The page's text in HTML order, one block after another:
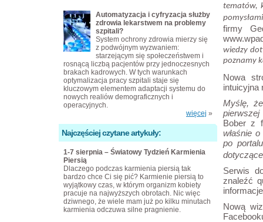
tematów,
firmy
wiedzy
poznamy
Nowa
intuicyjna
Myślę,
Boberz
właśnie
po
dotyczące
Serwis
znaleźć
Nową
Automatyzacja i cyfryzacja służby
zdrowia lekarstwem na problemy
szpitali?
System ochrony zdrowia mierzy się
z podwójnym wyzwaniem:
starzejącym się społeczeństwem i
rosnącą liczbą pacjentów przy jednoczesnych
brakach kadrowych. W tych warunkach
optymalizacja pracy szpitali staje się
kluczowym elementem adaptacji systemu do
nowych realiów demograficznych i
operacyjnych.
więcej »
Najczęściej czytane artykuły:
1-7 sierpnia – Światowy Tydzień Karmienia
Piersią
Dlaczego podczas karmienia piersią tak
bardzo chce Ci się pić? Karmienie piersią to
wyjątkowy czas, w którym organizm kobiety
pracuje na najwyższych obrotach. Nic więc
dziwnego, że wiele mam już po kilku minutach
karmienia odczuwa silne pragnienie.